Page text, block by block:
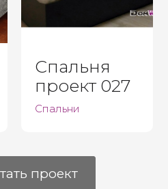
Спальня
проект 027
Спальни
проект